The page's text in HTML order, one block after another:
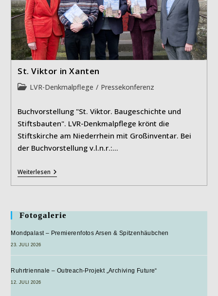
St. Viktor in Xanten
Beitrags-
LVR-Denkmalpflege / Pressekonferenz
Buchvorstellung "St. Viktor. Baugeschichte und
Stiftsbauten". LVR-Denkmalpflege krönt die
Stiftskirche am Niederrhein mit Großinventar. Bei
der Buchvorstellung v.l.n.r.:…
WeiterlesenSt.
Viktor
In
Fotogalerie
Mondpalast – Premierenfotos Arsen & Spitzenhäubchen
23. JULI 2026
Ruhrtriennale – Outreach-Projekt „Archiving Future“
12. JULI 2026